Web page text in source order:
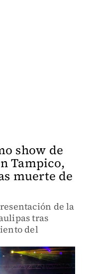
show de
Tampico,
muerte de
de la
tras
del